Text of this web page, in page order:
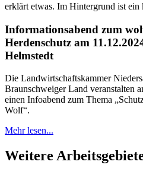
Informationsabend zum
Herdenschutz am
Helmstedt
Die Landwirtschaftskammer
Braunschweiger Land veranstalten
einen Infoabend zum Thema
Wolf“.
Mehr lesen...
Weitere